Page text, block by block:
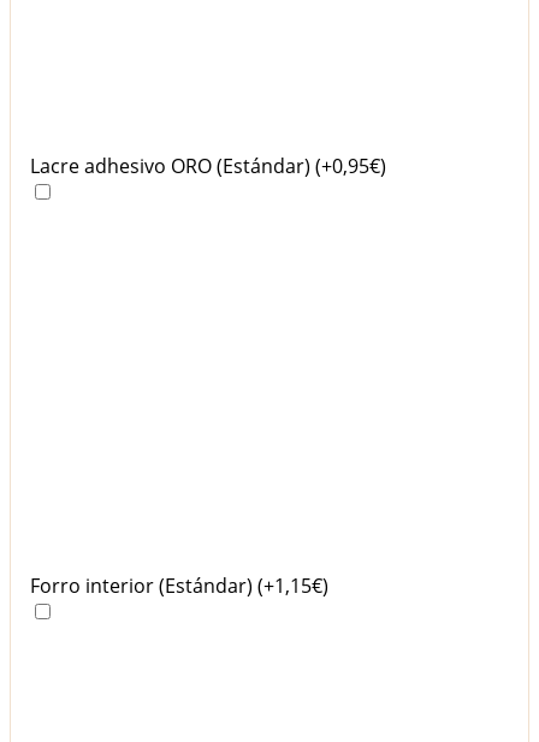
Lacre adhesivo ORO (Estándar) (+0,95€)
Forro interior (Estándar) (+1,15€)